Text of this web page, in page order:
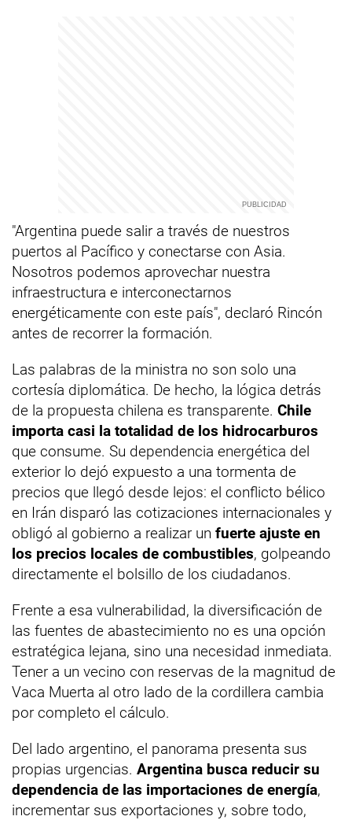
"Argentina puede salir a través de nuestros
puertos al Pacífico y conectarse con Asia.
Nosotros podemos aprovechar nuestra
infraestructura e interconectarnos
energéticamente con este país", declaró Rincón
antes de recorrer la formación.
Las palabras de la ministra no son solo una
cortesía diplomática. De hecho, la lógica detrás
de la propuesta chilena es transparente. Chile
importa casi la totalidad de los hidrocarburos
que consume. Su dependencia energética del
exterior lo dejó expuesto a una tormenta de
precios que llegó desde lejos: el conflicto bélico
en Irán disparó las cotizaciones internacionales y
obligó al gobierno a realizar un fuerte ajuste en
los precios locales de combustibles, golpeando
directamente el bolsillo de los ciudadanos.
Frente a esa vulnerabilidad, la diversificación de
las fuentes de abastecimiento no es una opción
estratégica lejana, sino una necesidad inmediata.
Tener a un vecino con reservas de la magnitud de
Vaca Muerta al otro lado de la cordillera cambia
por completo el cálculo.
Del lado argentino, el panorama presenta sus
propias urgencias. Argentina busca reducir su
dependencia de las importaciones de energía,
incrementar sus exportaciones y, sobre todo,